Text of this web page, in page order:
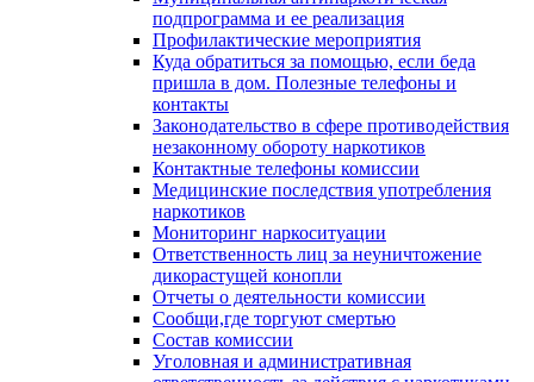
подпрограмма и ее реализация
Профилактические мероприятия
Куда обратиться за помощью, если беда
пришла в дом. Полезные телефоны и
контакты
Законодательство в сфере противодействия
незаконному обороту наркотиков
Контактные телефоны комиссии
Медицинские последствия употребления
наркотиков
Мониторинг наркоситуации
Ответственность лиц за неуничтожение
дикорастущей конопли
Отчеты о деятельности комиссии
Сообщи,где торгуют смертью
Состав комиссии
Уголовная и административная